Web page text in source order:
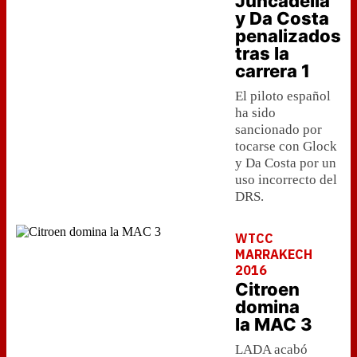
y Da Costa
penalizados
tras la
carrera 1
El piloto español
ha sido
sancionado por
tocarse con Glock
y Da Costa por un
uso incorrecto del
DRS.
WTCC
MARRAKECH
2016
Citroen
domina
la MAC 3
LADA acabó